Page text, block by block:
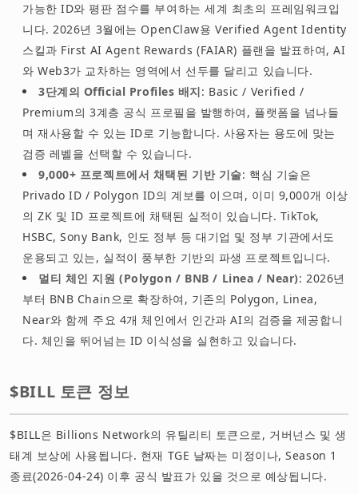
가능한 ID와 평판 점수를 부여하는 세계 최초의 프레임워크입
니다. 2026년 3월에는 OpenClaw용 Verified Agent Identity
스킬과 First AI Agent Rewards (FAIAR) 플랜을 발표하여, AI
와 Web3가 교차하는 영역에서 선두를 달리고 있습니다.
3단계의 Official Profiles 배지: Basic / Verified /
Premium의 3계층 공식 프로필을 발행하여, 플랫폼을 넘나들
며 재사용할 수 있는 ID로 기능합니다. 사용자는 용도에 맞는
검증 레벨을 선택할 수 있습니다.
9,000+ 프로젝트에서 채택된 기반 기술: 핵심 기술은
Privado ID / Polygon ID의 계보를 이으며, 이미 9,000개 이상
의 ZK 및 ID 프로젝트에 채택된 실적이 있습니다. TikTok,
HSBC, Sony Bank, 인도 정부 등 대기업 및 정부 기관에서도
운용되고 있는, 실적이 풍부한 기반의 파생 프로젝트입니다.
멀티 체인 지원 (Polygon / BNB / Linea / Near): 2026년
부터 BNB Chain으로 확장하여, 기존의 Polygon, Linea,
Near와 함께 주요 4개 체인에서 인간과 AI의 검증을 제공합니
다. 체인을 뛰어넘는 ID 이식성을 실현하고 있습니다.
$BILL 토큰 정보
$BILL은 Billions Network의 유틸리티 토큰으로, 거버넌스 및 생
태계 보상에 사용됩니다. 현재 TGE 날짜는 미정이나, Season 1
종료(2026-04-24) 이후 공식 발표가 있을 것으로 예상됩니다.